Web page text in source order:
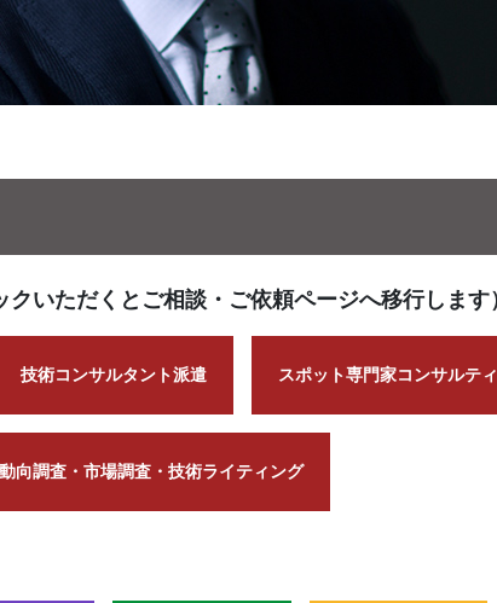
いただくとご相談・ご依頼ページへ移行します
技術コンサルタント派遣 スポット専門家コンサルテ
向調査・市場調査・技術ライティング